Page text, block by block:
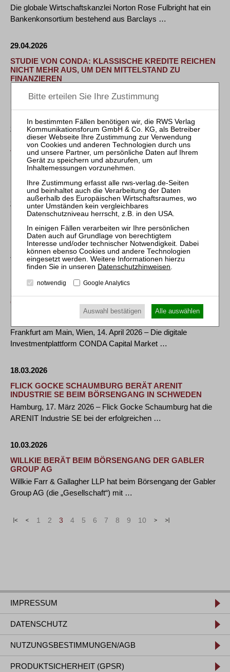
Die globale Wirtschaftskanzlei Norton Rose Fulbright hat ein
Bankenkonsortium bestehend aus Barclays …
29.04.2026
STUDIE VON CONDA: KLASSISCHE KREDITE REICHEN
NICHT MEHR AUS, UM DEN MITTELSTAND ZU
FINANZIEREN
und insbesondere der deutsche …
29.04.2026
HENGELER MUELLER BERÄT ALLIANZ BEI EMISSION
VON US-DOLLAR RESTRICTED TIER 1-ANLEIHE
Die Allianz SE hat am 22. April 2026 die Emission einer
27.04.2026
LAWENTUS BERÄT BEI DER AUFNAHME EINES
MEHRHEITSGESELLSCHAFTERS AN DER TF
DAYTRADING GMBH
LAWENTUS hat die Gesellschafter der TF Daytrading GmbH,
Tim Grüger und Andreas Stark, umfassend …
14.04.2026
CONDA BÜNDELT PLATTFORMEN: FOKUS AUF
DIGITALE WERTPAPIERE UND EUROPÄISCHEN
Frankfurt am Main, Wien, 14. April 2026 – Die digitale
Investmentplattform CONDA Capital Market …
18.03.2026
FLICK GOCKE SCHAUMBURG BERÄT ARENIT
INDUSTRIE SE BEIM BÖRSENGANG IN SCHWEDEN
Hamburg, 17. März 2026 – Flick Gocke Schaumburg hat die
ARENIT Industrie SE bei der erfolgreichen …
10.03.2026
WILLKIE BERÄT BEIM BÖRSENGANG DER GABLER
GROUP AG
Willkie Farr & Gallagher LLP hat beim Börsengang der Gabler
Group AG (die „Gesellschaft“) mit …
« < 1 2 3 4 5 6 7 8 9 10 > »
IMPRESSUM
DATENSCHUTZ
NUTZUNGSBESTIMMUNGEN/AGB
PRODUKTSICHERHEIT (GPSR)
Datenschutzhinweisen.
notwendig Google Analytics
Auswahl bestätigen Alle auswählen